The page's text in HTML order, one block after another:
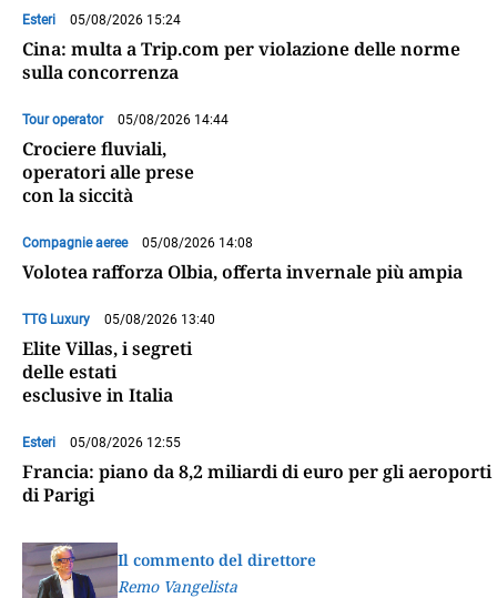
Esteri 05/08/2026 15:24
Cina: multa a Trip.com per violazione delle norme
sulla concorrenza
Tour operator 05/08/2026 14:44
Crociere fluviali,
operatori alle prese
con la siccità
Compagnie aeree 05/08/2026 14:08
Volotea rafforza Olbia, offerta invernale più ampia
TTG Luxury 05/08/2026 13:40
Elite Villas, i segreti
delle estati
esclusive in Italia
Esteri 05/08/2026 12:55
Francia: piano da 8,2 miliardi di euro per gli aeroporti
di Parigi
Il commento del direttore
Remo Vangelista